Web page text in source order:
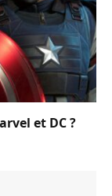
et DC ?